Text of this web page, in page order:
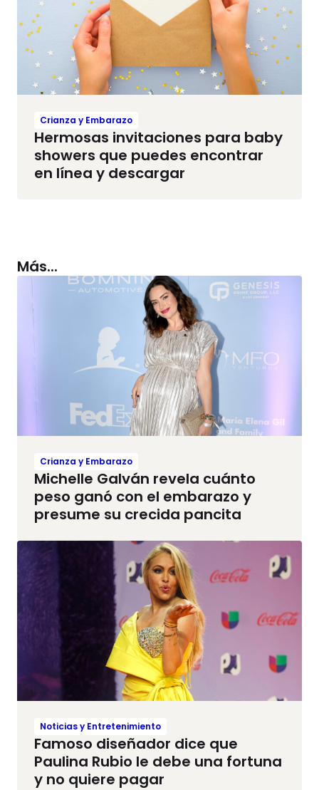
Crianza y Embarazo
Hermosas invitaciones para baby
showers que puedes encontrar
en línea y descargar
Más...
Crianza y Embarazo
Michelle Galván revela cuánto
peso ganó con el embarazo y
presume su crecida pancita
Noticias y Entretenimiento
Famoso diseñador dice que
Paulina Rubio le debe una fortuna
y no quiere pagar